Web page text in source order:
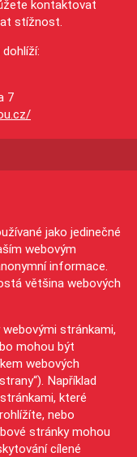
kontaktovat
stížnost.
7
jako jedinečné
webovým
informace.
většina webových
stránkami,
mohou být
webových
Například
které
nebo
stránky mohou
cílené